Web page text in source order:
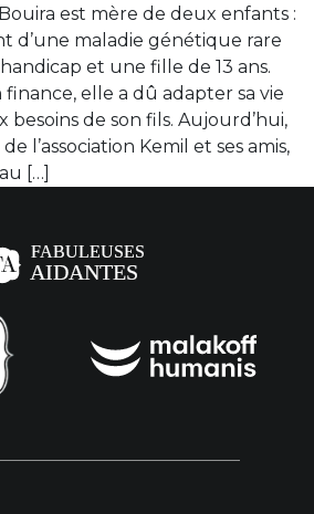
est mère de deux enfants :
d’une maladie génétique rare
et une fille de 13 ans.
elle a dû adapter sa vie
besoins de son fils. Aujourd’hui,
l’association Kemil et ses amis,
[…]